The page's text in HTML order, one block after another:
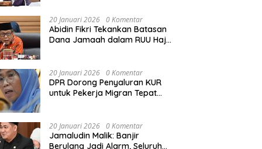
Akibat Bencana
20 Januari 2026 0 Komentar
Abidin Fikri Tekankan Batasan
Dana Jamaah dalam RUU Haji
20 Januari 2026 0 Komentar
DPR Dorong Penyaluran KUR
untuk Pekerja Migran Tepat
PMI
20 Januari 2026 0 Komentar
Jamaludin Malik: Banjir
Berulang Jadi Alarm, Seluruh